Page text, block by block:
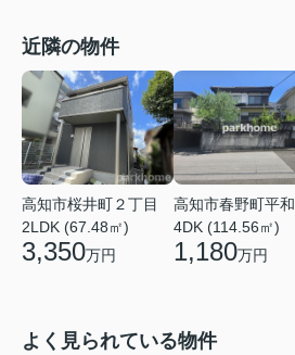
近隣の物件
高知市桜井町２丁目
2LDK (67.48㎡)
3,350万円
高知市春野町平和
4DK (114.56㎡)
1,180万円
よく見られている物件